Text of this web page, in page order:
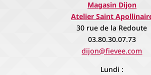
Magasin Dijon
Atelier Saint
30 rue de la Redoute
03.80.30.07.73
dijon@fievee.com
Lundi :